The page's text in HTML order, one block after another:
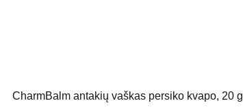
CharmBalm antakių vaškas persiko kvapo, 20 g